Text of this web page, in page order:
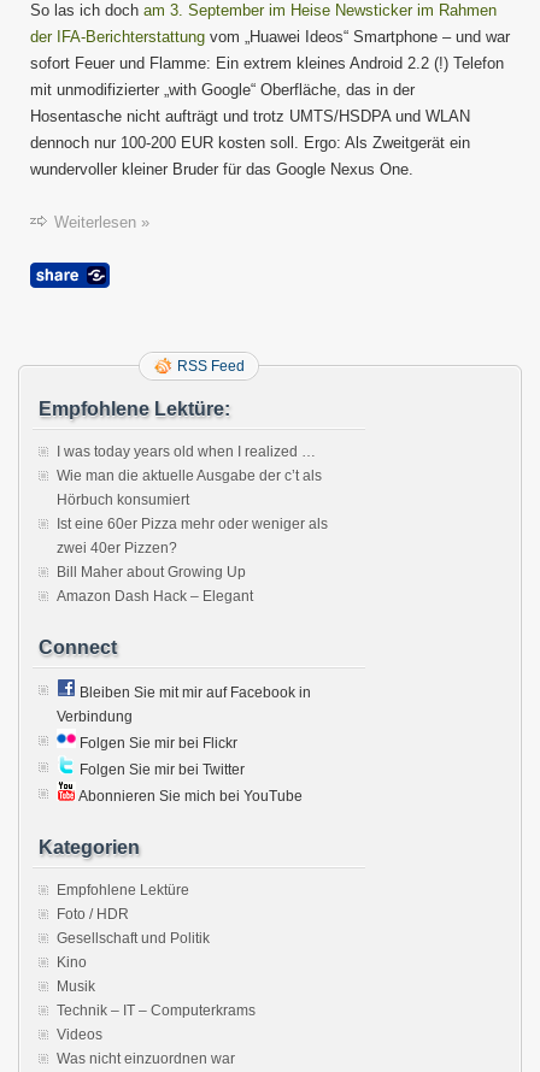
vs.
So las ich doch am 3. September im Heise Newsticker im Rahmen
der IFA-Berichterstattung vom „Huawei Ideos“ Smartphone – und war
sofort Feuer und Flamme: Ein extrem kleines Android 2.2 (!) Telefon
mit unmodifizierter „with Google“ Oberfläche, das in der
Hosentasche nicht aufträgt und trotz UMTS/HSDPA und WLAN
dennoch nur 100-200 EUR kosten soll. Ergo: Als Zweitgerät ein
wundervoller kleiner Bruder für das Google Nexus One.
Weiterlesen »
RSS Feed
Empfohlene Lektüre:
I was today years old when I realized …
Wie man die aktuelle Ausgabe der c’t als
Hörbuch konsumiert
Ist eine 60er Pizza mehr oder weniger als
zwei 40er Pizzen?
Bill Maher about Growing Up
Amazon Dash Hack – Elegant
Connect
Bleiben Sie mit mir auf Facebook in
Verbindung
Folgen Sie mir bei Flickr
Folgen Sie mir bei Twitter
Abonnieren Sie mich bei YouTube
Kategorien
Empfohlene Lektüre
Foto / HDR
Gesellschaft und Politik
Kino
Musik
Technik – IT – Computerkrams
Videos
Was nicht einzuordnen war